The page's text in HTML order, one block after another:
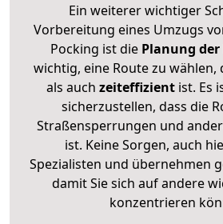
Ein weiterer wichtiger
Vorbereitung eines Umzugs
Pocking ist die Planung
wichtig, eine Route zu wählen,
als auch zeiteffizientist. Es
sicherzustellen, dass die
Straßensperrungen und
ist. Keine Sorgen, auch
Spezialisten und übernehmen
damit Sie sich auf andere
konzentrieren